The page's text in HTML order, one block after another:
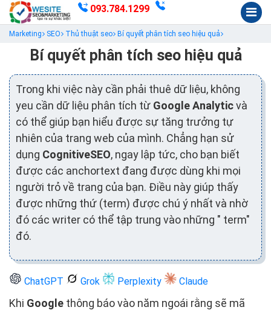
093.784.1299
Marketing SEO Thủ thuật seo Bí quyết phân tích seo hiệu quả
Bí quyết phân tích seo hiệu quả
Trong khi việc này cần phải thuê dữ liệu, không
yeu cần dữ liệu phân tích từ Google Analyticvà
có thể giúp bạn hiểu được sự tăng trưởng tự
nhiên của trang web của mình. Chẳng hạn sử
dụng CognitiveSEO, ngay lập tức, cho bạn biết
được các anchortext đang được dùng khi mọi
người trỏ về trang của bạn. Điều này giúp thấy
được những thứ (term) được chú ý nhất và nhờ
đó các writer có thể tập trung vào những " term"
đó.
ChatGPT Grok Perplexity Claude
Khi Google thông báo vào năm ngoái rằng sẽ mã